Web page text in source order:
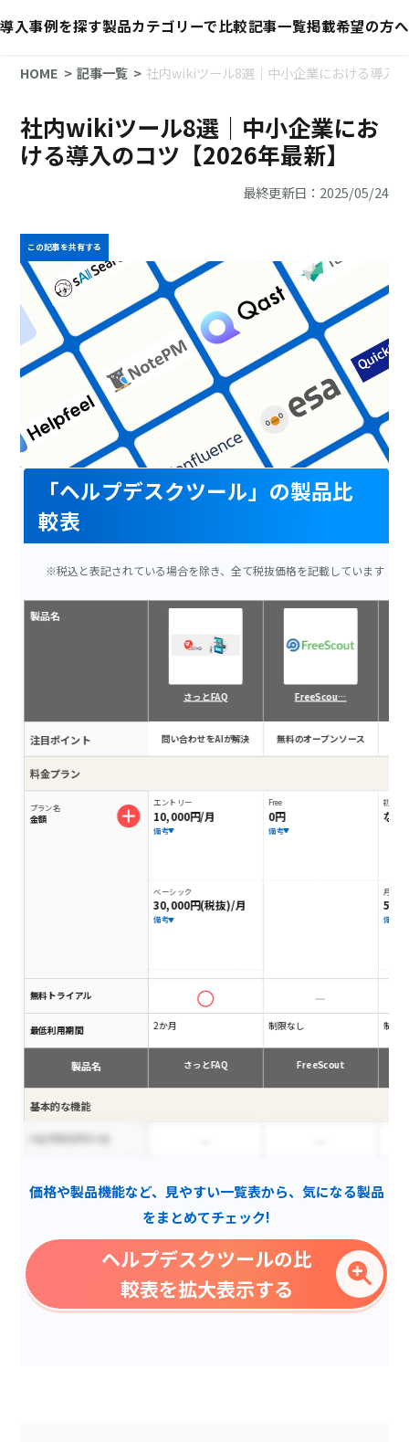
導入事例を探す製品カテゴリーで比較記事一覧掲載希望の方へ
HOME 記事一覧 社内wikiツール8選｜中小企業における導入
社内wikiツール8選｜中小企業にお
ける導入のコツ【2026年最新】
最終更新日：2025/05/24
この記事を共有する
「ヘルプデスクツール」の製品比
較表
※税込と表記されている場合を除き、全て税抜価格を記載しています
製品名
注目ポイント
料金プラン
プラン名
金額
無料トライアル
最低利用期間
製品名
基本的な機能
社内向け
顧客管理
さっとFAQ
問い合わせをAIが解決
エントリー
10,000円/月
備考
ベーシック
30,000円(税抜)/月
備考
2か月
さっとFAQ
FreeScou…
無料のオープンソース
Free
0円
備考
制限なし
FreeScout
初期費
なし
月額料
備考
制限
価格や製品機能など、見やすい一覧表から、気になる製品
をまとめてチェック!
ヘルプデスクツールの比
較表を拡大表示する